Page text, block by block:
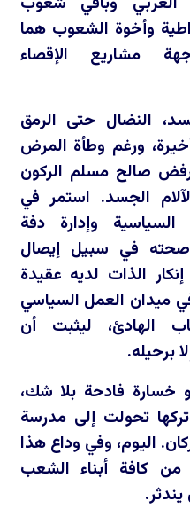
وأخوة الشعوب هما
مشاريع الإقصاء
النضال حتى الرمق
ورغم وطأة المرض
صالح مسلم الركون
الجسد. استمر في
السياسية وإدارة دفة
صحته في سبيل إيصال
الذات لديه عقيدة
ميدان العمل السياسي
الهادئ، ليثبت أن
برحيله.
فادحة بلا شك،
تحولت إلى مدرسة
اليوم، وفي وداع هذا
من كافة أبناء الشعب